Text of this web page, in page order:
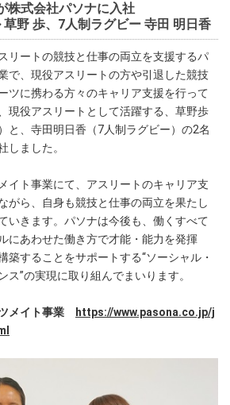
株式会社パソナに入社
草野 歩、7人制ラグビー 寺田 明日香
リートの競技と仕事の両立を支援するパ
で、現役アスリートの方や引退した競技
ツに携わる方々のキャリア支援を行って
現役アスリートとして活躍する、草野歩
と、寺田明日香（7人制ラグビー）の2名
しました。
イト事業にて、アスリートのキャリア支
がら、自身も競技と仕事の両立を果たし
いきます。パソナは今後も、働くすべて
にあわせた働き方で才能・能力を発揮
築することをサポートする“ソーシャル・
ス”の実現に取り組んでまいります。
メイト事業
https://www.pasona.co.jp/j